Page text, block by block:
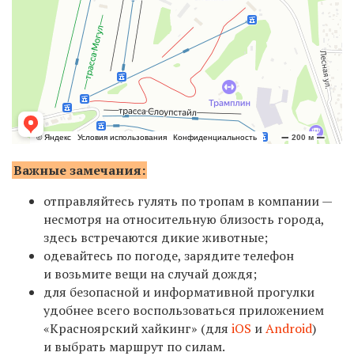
Важные замечания:
отправляйтесь гулять по тропам в компании —
несмотря на относительную близость города,
здесь встречаются дикие животные;
одевайтесь по погоде, зарядите телефон
и возьмите вещи на случай дождя;
для безопасной и информативной прогулки
удобнее всего воспользоваться приложением
«Красноярский хайкинг» (для iOS иAndroid)
и выбрать маршрут по силам.